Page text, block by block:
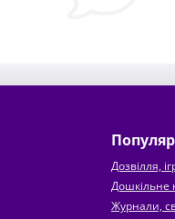
Дозвілля,
Журнали,